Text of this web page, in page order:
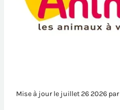
Mise à jour le juillet 26 2026 par